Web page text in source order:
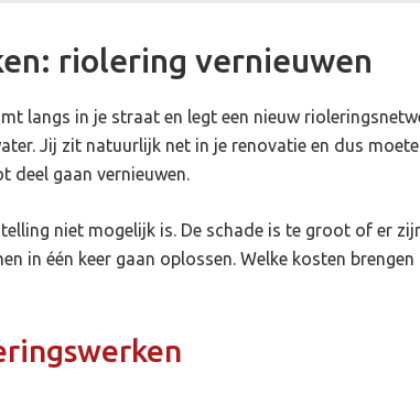
riolering vernieuwen
langs in je straat en legt een nieuw
Jij zit natuurlijk net in je renovatie en dus
deel gaan vernieuwen.
niet mogelijk is. De schade is te groot of er
in één keer gaan oplossen. Welke kosten